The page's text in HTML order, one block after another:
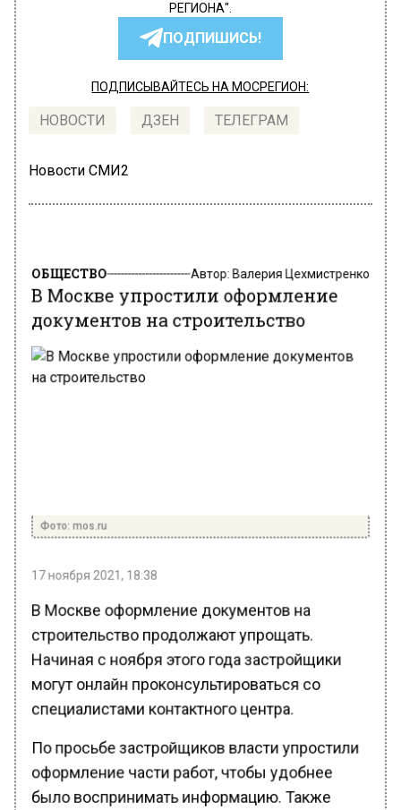
РЕГИОНА".
ПОДПИШИСЬ!
ПОДПИСЫВАЙТЕСЬ НА МОСРЕГИОН:
НОВОСТИ ДЗЕН ТЕЛЕГРАМ
Новости СМИ2
В Москве упростили оформление
документов на строительство
Фото: mos.ru
17 ноября 2021, 18:38
В Москве оформление документов на
строительство продолжают упрощать.
Начиная с ноября этого года застройщики
могут онлайн проконсультироваться со
специалистами контактного центра.
По просьбе застройщиков власти упростили
оформление части работ, чтобы удобнее
было воспринимать информацию. Также